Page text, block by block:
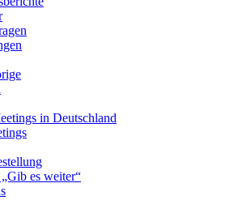
in Deutschland
es weiter“